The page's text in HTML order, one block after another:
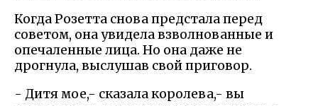
Когда Розетта снова предстала перед
советом, она увидела взволнованные и
опечаленные лица. Но она даже не
дрогнула, выслушав свой приговор.
- Дитя мое,- сказала королева,- вы